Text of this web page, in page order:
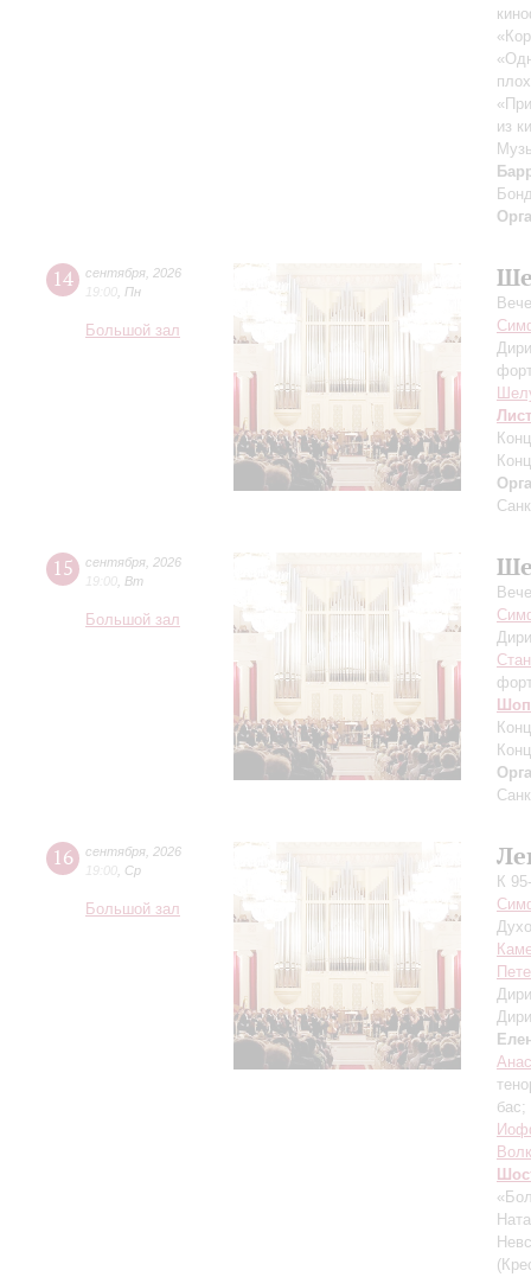
из
14 сентября 2026
19:00 Пн
Большой зал
Лист
15 сентября 2026
19:00 Вт
Большой зал
16 сентября 2026
19:00 Ср
Большой зал
К
бас;